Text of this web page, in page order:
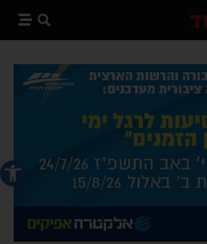
פתח